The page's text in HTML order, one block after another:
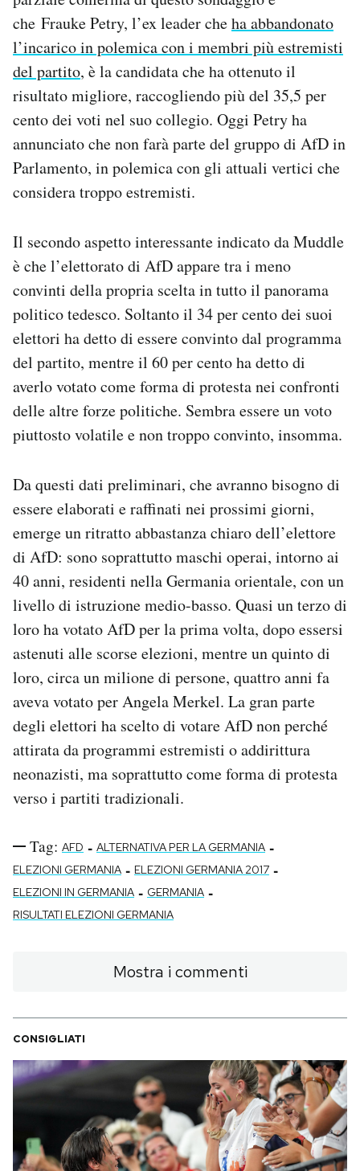
che Frauke Petry, l’ex leader cheha abbandonato
l’incarico in polemica con i membri più estremisti
del partito, è la candidata che ha ottenuto il
risultato migliore, raccogliendo più del 35,5 per
cento dei voti nel suo collegio. Oggi Petry ha
annunciato che non farà parte del gruppo di AfD in
Parlamento, in polemica con gli attuali vertici che
considera troppo estremisti.
Il secondo aspetto interessante indicato da Muddle
è che l’elettorato di AfD appare tra i meno
convinti della propria scelta in tutto il panorama
politico tedesco. Soltanto il 34 per cento dei suoi
elettori ha detto di essere convinto dal programma
del partito, mentre il 60 per cento ha detto di
averlo votato come forma di protesta nei confronti
delle altre forze politiche. Sembra essere un voto
piuttosto volatile e non troppo convinto, insomma.
Da questi dati preliminari, che avranno bisogno di
essere elaborati e raffinati nei prossimi giorni,
emerge un ritratto abbastanza chiaro dell’elettore
di AfD: sono soprattutto maschi operai, intorno ai
40 anni, residenti nella Germania orientale, con un
livello di istruzione medio-basso. Quasi un terzo di
loro ha votato AfD per la prima volta, dopo essersi
astenuti alle scorse elezioni, mentre un quinto di
loro, circa un milione di persone, quattro anni fa
aveva votato per Angela Merkel. La gran parte
degli elettori ha scelto di votare AfD non perché
attirata da programmi estremisti o addirittura
neonazisti, ma soprattutto come forma di protesta
verso i partiti tradizionali.
Tag: AFD - ALTERNATIVA PER LA GERMANIA -
ELEZIONI GERMANIA - ELEZIONI GERMANIA 2017 -
ELEZIONI IN GERMANIA - GERMANIA -
RISULTATI ELEZIONI GERMANIA
Mostra i commenti
CONSIGLIATI